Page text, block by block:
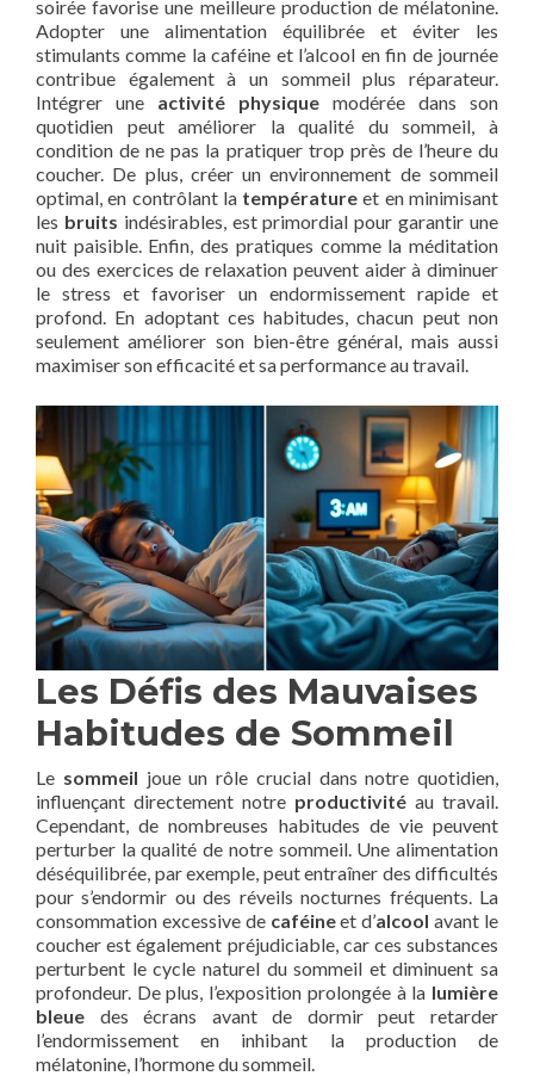
soirée favorise une meilleure production de mélatonine.
Adopter une alimentation équilibrée et éviter les
stimulants comme la caféine et l’alcool en fin de journée
contribue également à un sommeil plus réparateur.
Intégrer une activité physique modérée dans son
quotidien peut améliorer la qualité du sommeil, à
condition de ne pas la pratiquer trop près de l’heure du
coucher. De plus, créer un environnement de sommeil
optimal, en contrôlant la température et en minimisant
les bruits indésirables, est primordial pour garantir une
nuit paisible. Enfin, des pratiques comme la méditation
ou des exercices de relaxation peuvent aider à diminuer
le stress et favoriser un endormissement rapide et
profond. En adoptant ces habitudes, chacun peut non
seulement améliorer son bien-être général, mais aussi
maximiser son efficacité et sa performance au travail.
Les Défis des Mauvaises
Habitudes de Sommeil
Le sommeil joue un rôle crucial dans notre quotidien,
influençant directement notre productivité au travail.
Cependant, de nombreuses habitudes de vie peuvent
perturber la qualité de notre sommeil. Une alimentation
déséquilibrée, par exemple, peut entraîner des difficultés
pour s’endormir ou des réveils nocturnes fréquents. La
consommation excessive de caféineet d’alcool avant le
coucher est également préjudiciable, car ces substances
perturbent le cycle naturel du sommeil et diminuent sa
profondeur. De plus, l’exposition prolongée à la lumière
bleue des écrans avant de dormir peut retarder
l’endormissement en inhibant la production de
mélatonine, l’hormone du sommeil.